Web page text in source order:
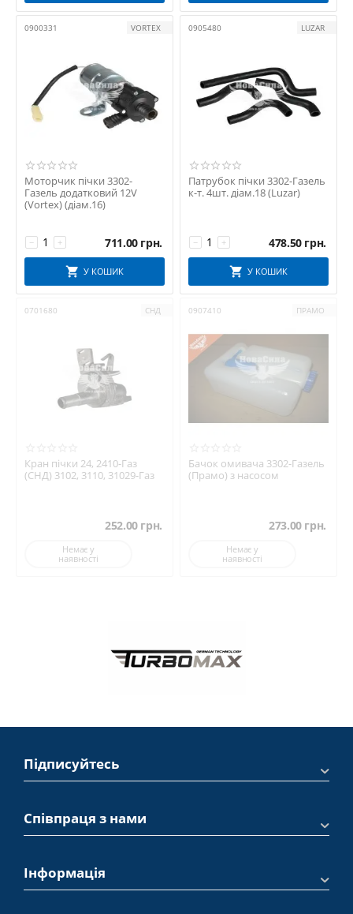
0900331 VORTEX
Моторчик пічки 3302-
Газель додатковий 12V
(Vortex) (діам.16)
+
− 711.00 грн.
У КОШИК
0905480 LUZAR
Патрубок пічки 3302-Газель
к-т. 4шт. діам.18 (Luzar)
+
− 478.50 грн.
У КОШИК
0701680 СНД
Кран пічки 24, 2410-Газ
(СНД) 3102, 3110, 31029-Газ
252.00 грн.
Немає у
наявності
0907410 ПРАМО
Бачок омивача 3302-Газель
(Прамо) з насосом
273.00 грн.
Немає у
наявності
Підписуйтесь
Співпраця з нами
Інформація